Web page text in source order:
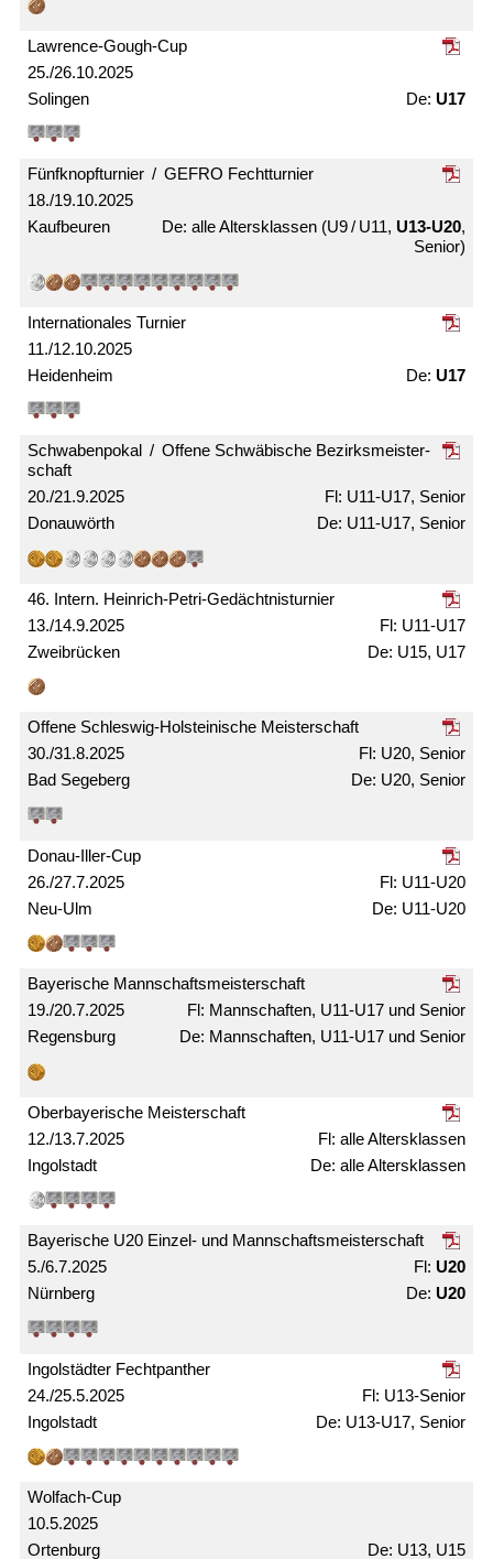
25./26.10.2025
Lawrence-Gough-Cup
Solingen U17
18./19.10.2025
Fünfknopf­turnier / GEFRO Fecht­turnier
Kaufbeuren alle Alters­klassen (U9 / U11, U13-U20,
Senior)
11./12.10.2025
Internationales Turnier
Heidenheim U17
20./21.9.2025
Schwabenpokal / Offene Schwäbische Bezirks­meister­
schaft
Donauwörth
U11-U17, Senior
U11-U17, Senior
13./14.9.2025
46. Intern. Heinrich-Petri-Gedächtnis­turnier
Zweibrücken
U11-U17
U15, U17
30./31.8.2025
Offene Schleswig-Holsteinische Meister­schaft
Bad Segeberg
U20, Senior
U20, Senior
26./27.7.2025
Donau-Iller-Cup
Neu-Ulm
U11-U20
U11-U20
19./20.7.2025
Bayerische Mann­schafts­meister­schaft
Regensburg
Mann­schaften, U11-U17 und Senior
Mann­schaften, U11-U17 und Senior
12./13.7.2025
Ober­bayerische Meister­schaft
Ingolstadt
alle Alters­­klassen
alle Alters­klassen
5./6.7.2025
Bayerische U20 Einzel- und Mann­schafts­meister­schaft
Nürnberg
U20
U20
24./25.5.2025
Ingolstädter Fechtpanther
Ingolstadt
U13-Senior
U13-U17, Senior
10.5.2025
Wolfach-Cup
Ortenburg U13, U15